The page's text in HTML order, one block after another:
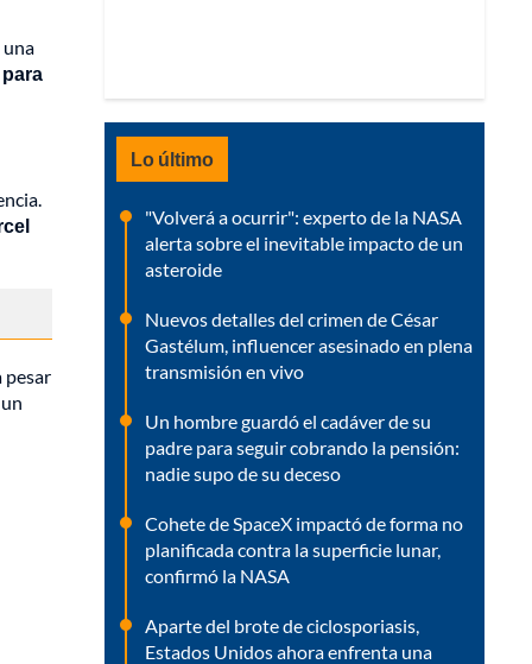
una
pesar
Lo último
"Volverá a ocurrir": experto de la NASA
alerta sobre el inevitable impacto de un
asteroide
Nuevos detalles del crimen de César
Gastélum, influencer asesinado en plena
transmisión en vivo
Un hombre guardó el cadáver de su
padre para seguir cobrando la pensión:
nadie supo de su deceso
Cohete de SpaceX impactó de forma no
planificada contra la superficie lunar,
confirmó la NASA
Aparte del brote de ciclosporiasis,
Estados Unidos ahora enfrenta una